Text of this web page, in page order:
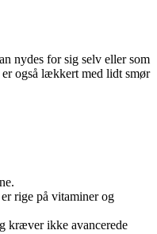
nydes for sig selv eller som
også lækkert med lidt smør
rige på vitaminer og
kræver ikke avancerede